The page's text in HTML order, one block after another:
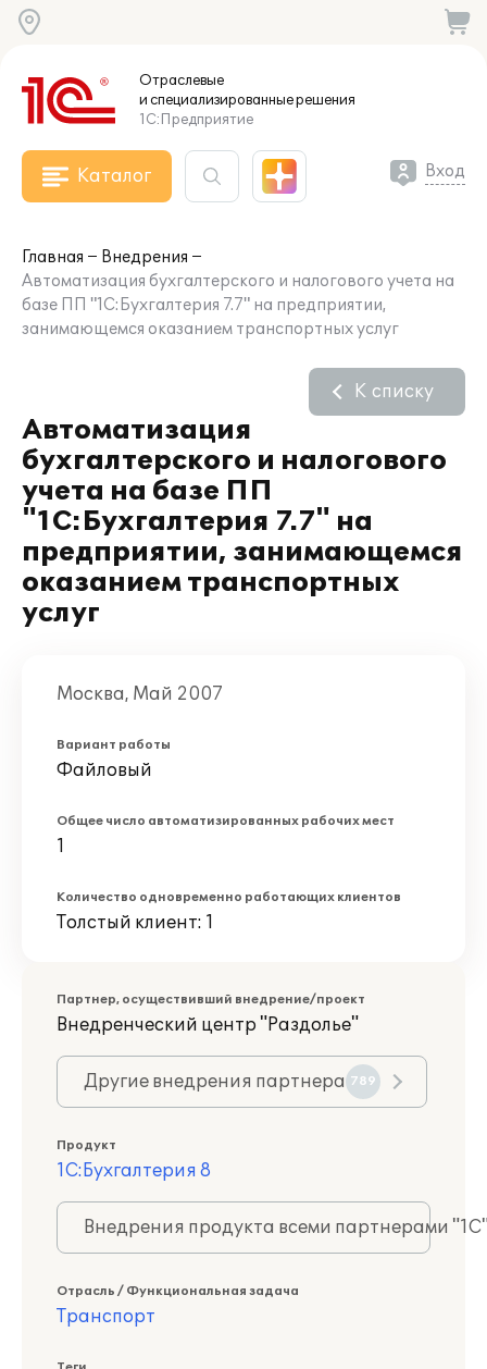
Отраслевые
и специализированныерешения
1С:Предприятие
Каталог Вход
Главная
Внедрения
Автоматизация бухгалтерского и налогового учета на
базе ПП "1С:Бухгалтерия 7.7" на предприятии,
занимающемся оказанием транспортных услуг
Автоматизация
бухгалтерского и налогового
учета на базе ПП
"1С:Бухгалтерия 7.7" на
предприятии, занимающемся
оказанием транспортных
услуг
К списку
Москва, Май 2007
Вариант работы
Файловый
Общее число автоматизированных рабочих мест
1
Количество одновременно работающих клиентов
Толстый клиент: 1
Партнер, осуществивший внедрение/проект
Внедренческий центр "Раздолье"
Другие внедрения партнера 789
Продукт
1С:Бухгалтерия 8
Внедрения продукта всеми партнерами
Отрасль / Функциональная задача
Транспорт